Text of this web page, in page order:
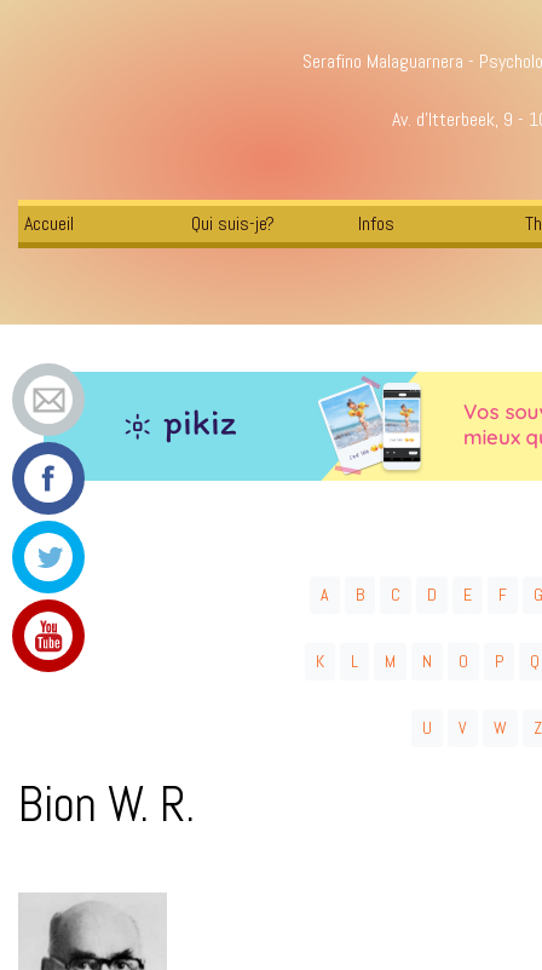
Serafino Malaguarnera -
Av. d'Itterbeek, 9 -
Accueil Qui suis-je? Infos
A B C D E F G
K L M N O P Q
U V W Z
Bion W. R.